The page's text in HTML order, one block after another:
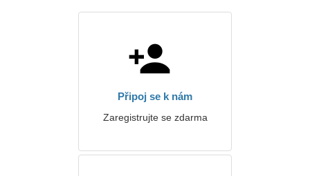
Připoj se k nám
Zaregistrujte se zdarma